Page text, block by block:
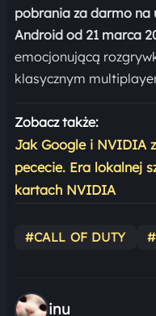
pobrania za darmo na
Android od 21 marca
emocjonującą
klasycznym
Zobacz także:
Jak Google i NVIDIA
pececie. Era lokalnej
kartach NVIDIA
#CALL OF DUTY
inu